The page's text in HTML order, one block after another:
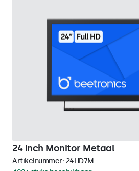
24 Inch Monitor Metaal
Artikelnummer: 24HD7M